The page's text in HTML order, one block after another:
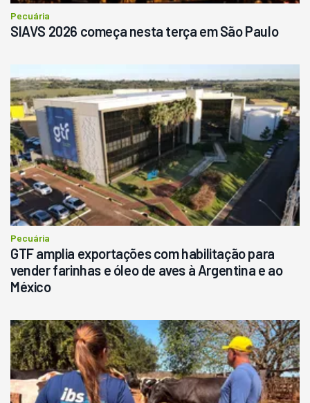
Pecuária
SIAVS 2026 começa nesta terça em São Paulo
Pecuária
GTF amplia exportações com habilitação para
vender farinhas e óleo de aves à Argentina e ao
México